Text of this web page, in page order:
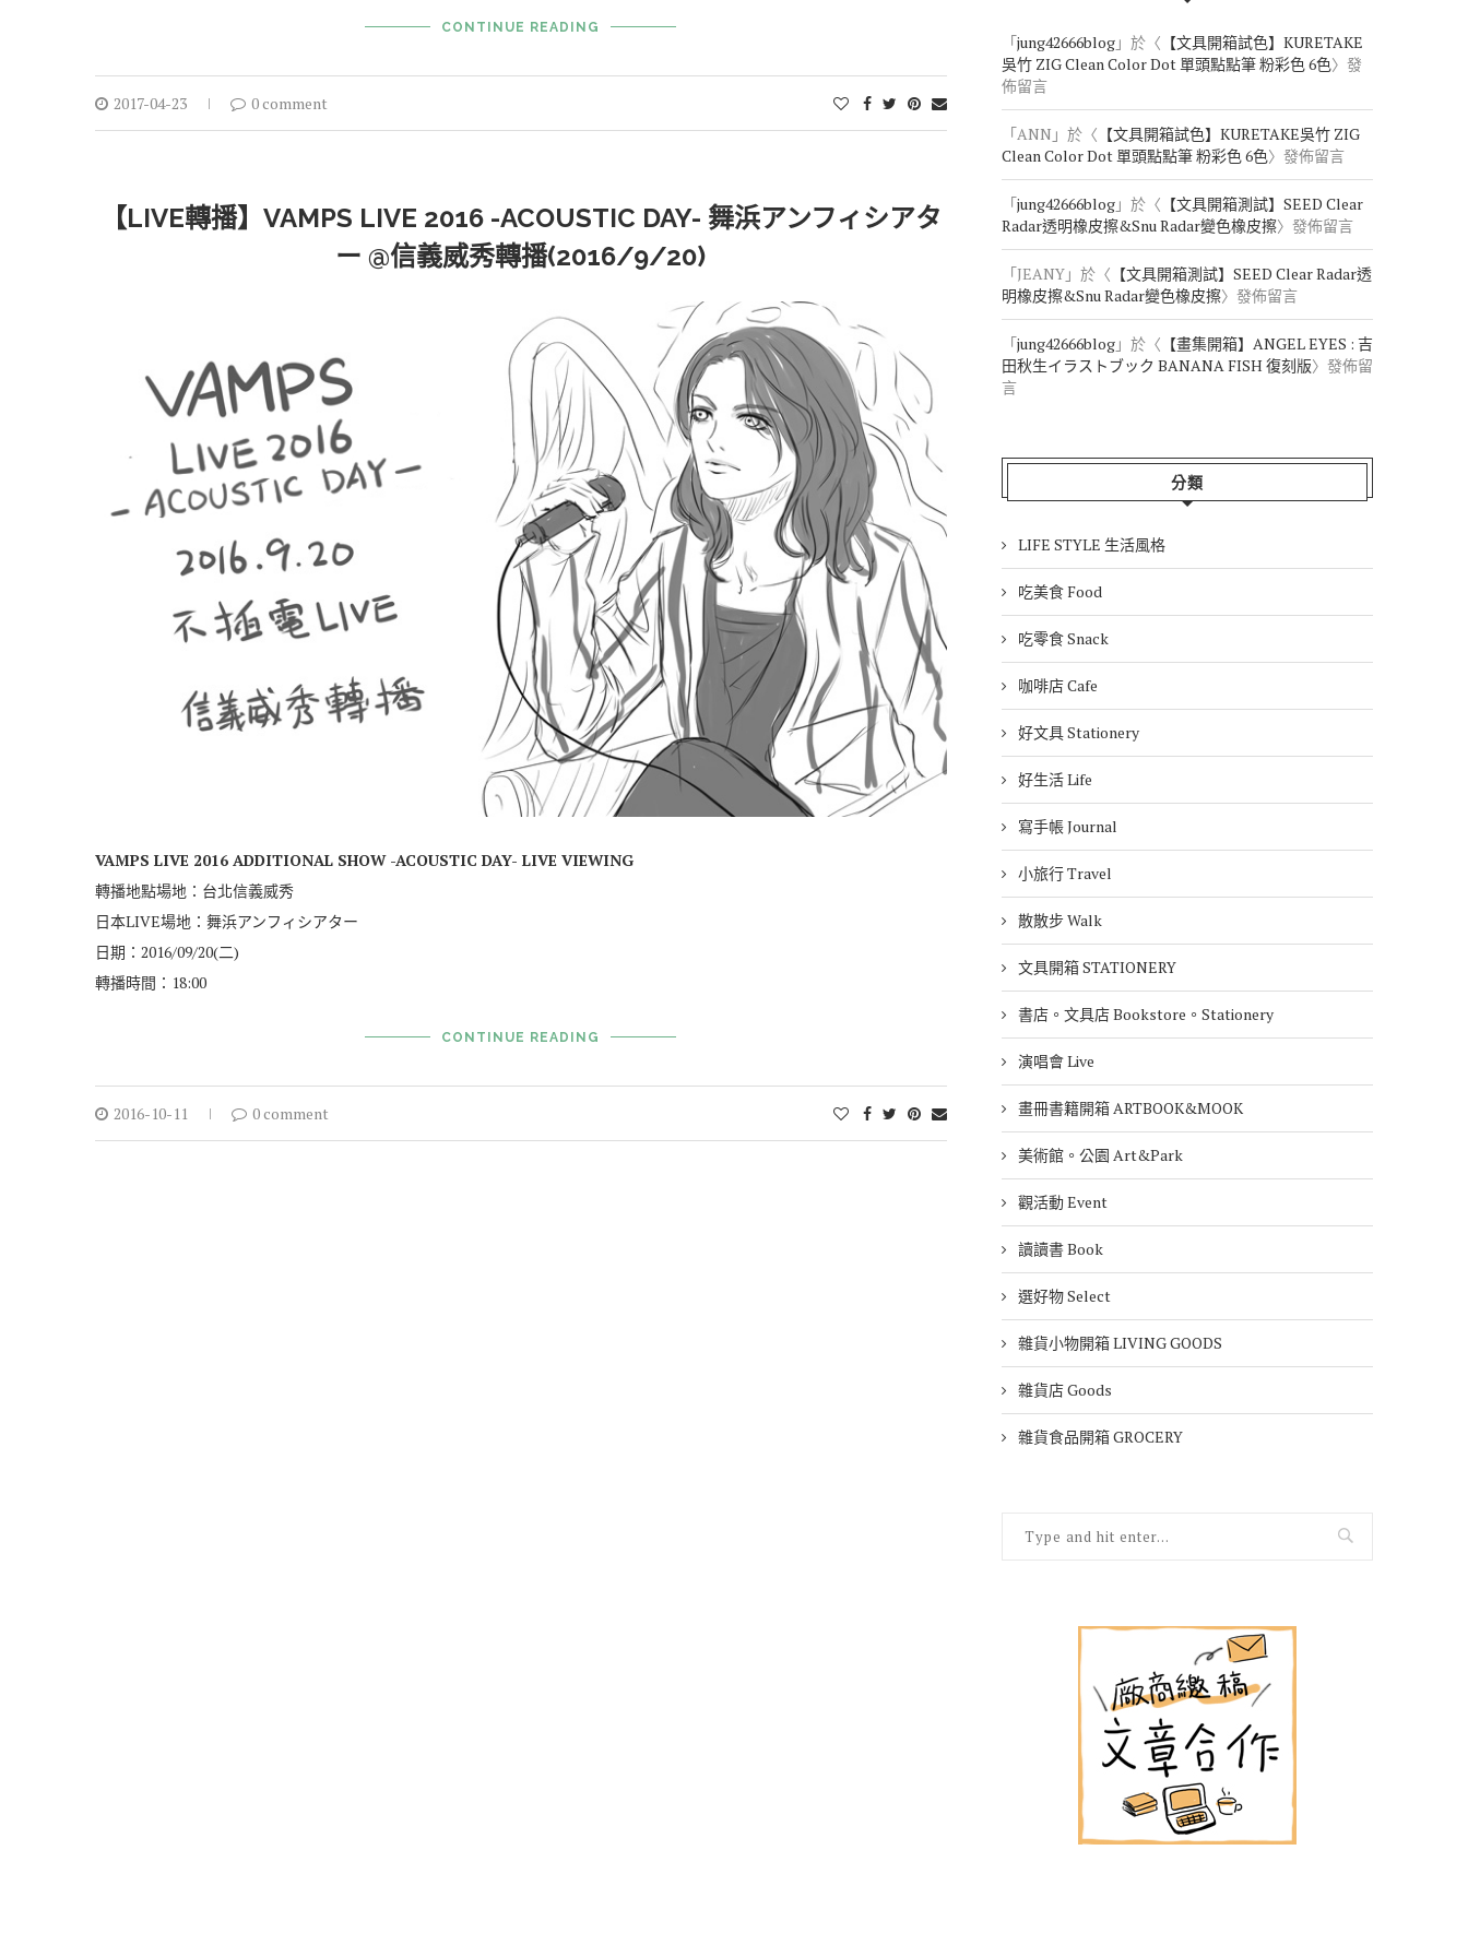
CONTINUE READING
2017-04-23 0 comment
【LIVE轉播】VAMPS LIVE 2016 -ACOUSTIC DAY- 舞浜アンフィシアタ
ー @信義威秀轉播(2016/9/20)
VAMPS LIVE 2016 ADDITIONAL SHOW -ACOUSTIC DAY- LIVE VIEWING
轉播地點場地：台北信義威秀
日本LIVE場地：舞浜アンフィシアター
日期：2016/09/20(二)
轉播時間：18:00
CONTINUE READING
2016-10-11 0 comment
「jung42666blog 」於〈 【文具開箱試色】KURETAKE
吳竹 ZIG Clean Color Dot 單頭點點筆 粉彩色 6色〉發
佈留言
「ANN 」於〈 【文具開箱試色】KURETAKE吳竹 ZIG
Clean Color Dot 單頭點點筆 粉彩色 6色〉發佈留言
「jung42666blog 」於〈 【文具開箱測試】SEED Clear
Radar透明橡皮擦&Snu Radar變色橡皮擦〉發佈留言
「JEANY 」於〈 【文具開箱測試】SEED Clear Radar透
明橡皮擦&Snu Radar變色橡皮擦〉發佈留言
「jung42666blog 」於〈 【畫集開箱】ANGEL EYES : 吉
田秋生イラストブック BANANA FISH 復刻版〉發佈留
言
分類
LIFE STYLE 生活風格
吃美食 Food
吃零食 Snack
咖啡店 Cafe
好文具 Stationery
好生活 Life
寫手帳 Journal
小旅行 Travel
散散步 Walk
文具開箱 STATIONERY
書店。文具店 Bookstore。Stationery
演唱會 Live
畫冊書籍開箱 ARTBOOK&MOOK
美術館。公園 Art&Park
觀活動 Event
讀讀書 Book
選好物 Select
雜貨小物開箱 LIVING GOODS
雜貨店 Goods
雜貨食品開箱 GROCERY